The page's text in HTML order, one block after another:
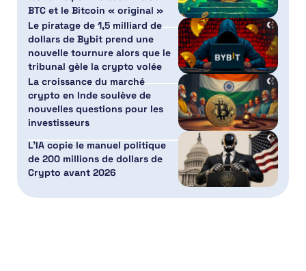
BTC et le Bitcoin « original »
Le piratage de 1,5 milliard de
dollars de Bybit prend une
nouvelle tournure alors que le
tribunal gèle la crypto volée
La croissance du marché
crypto en Inde soulève de
nouvelles questions pour les
investisseurs
L’IA copie le manuel politique
de 200 millions de dollars de
Crypto avant 2026